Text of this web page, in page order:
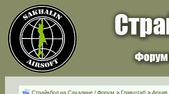
Страйкбол на Сахалине / Форум > Главштаб > Архив